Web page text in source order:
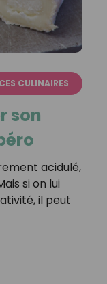
CULINAIRES
son
acidulé,
si on lui
il peut